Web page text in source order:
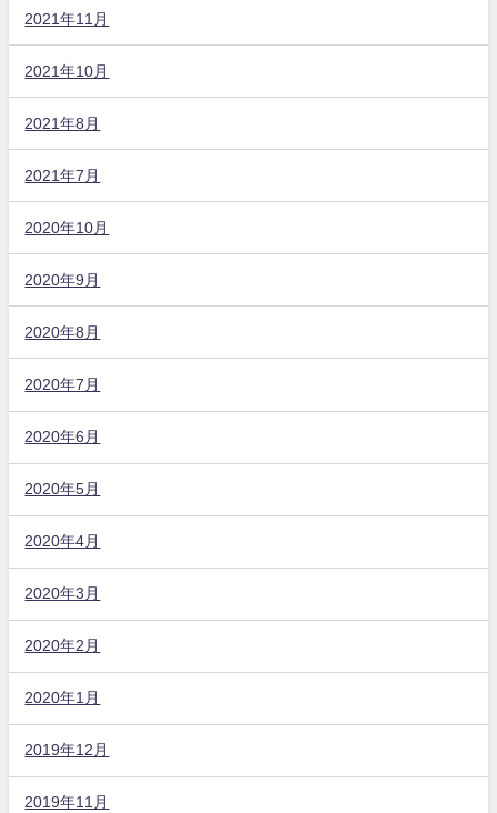
2021年11月
2021年10月
2021年8月
2021年7月
2020年10月
2020年9月
2020年8月
2020年7月
2020年6月
2020年5月
2020年4月
2020年3月
2020年2月
2020年1月
2019年12月
2019年11月